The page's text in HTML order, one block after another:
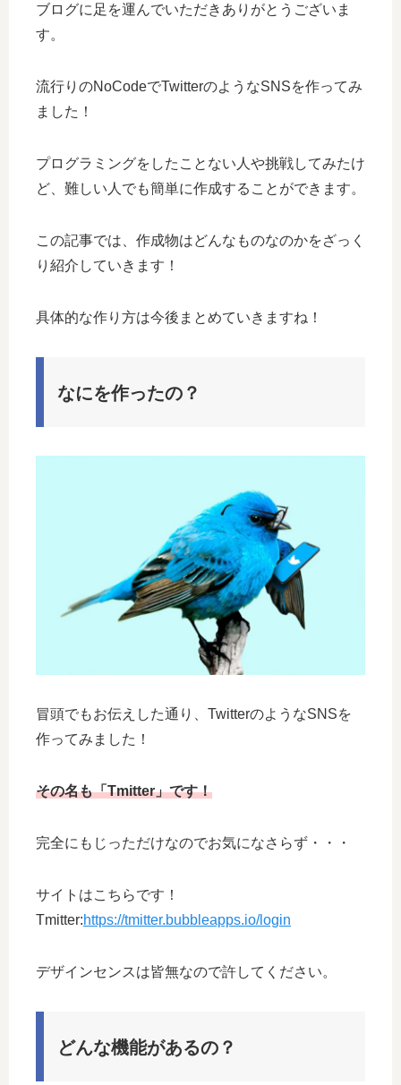
ブログに足を運んでいただきありがとうございま
す。
流行りのNoCodeでTwitterのようなSNSを作ってみ
ました！
プログラミングをしたことない人や挑戦してみたけ
ど、難しい人でも簡単に作成することができます。
この記事では、作成物はどんなものなのかをざっく
り紹介していきます！
具体的な作り方は今後まとめていきますね！
なにを作ったの？
冒頭でもお伝えした通り、TwitterのようなSNSを
作ってみました！
その名も「Tmitter」です！
完全にもじっただけなのでお気になさらず・・・
サイトはこちらです！
Tmitter:https://tmitter.bubbleapps.io/login
デザインセンスは皆無なので許してください。
どんな機能があるの？